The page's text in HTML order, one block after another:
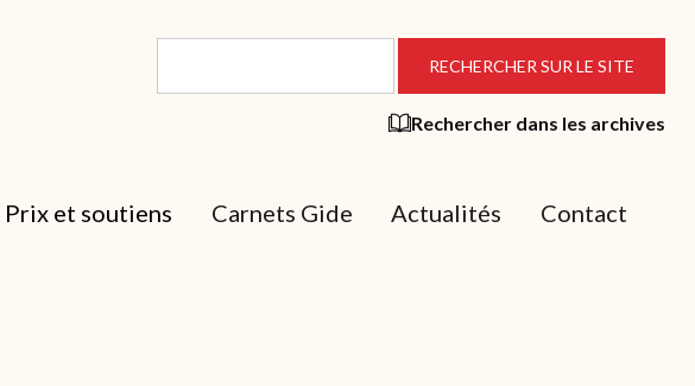
Rechercher dans les archives
Prix et soutiens Carnets Gide Actualités Contact